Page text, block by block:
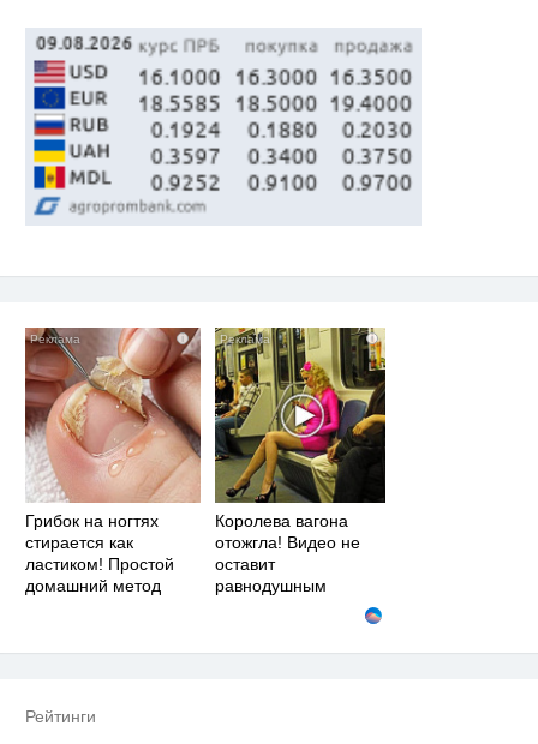
i
Грибок на ногтях
стирается как
ластиком! Простой
домашний метод
i
Королева вагона
отожгла! Видео не
оставит
равнодушным
Рейтинги